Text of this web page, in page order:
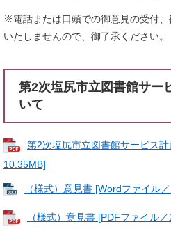
※電話または口頭での御意見の受付
いたしませんので、御了承ください。
第2次塩尻市立図書館サー
いて
第2次塩尻市立図書館サービス
10.35MB]
（様式）意見書 [Wordファイル
（様式）意見書 [PDFファイル